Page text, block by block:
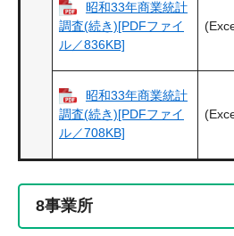
昭和33年商業統計
調査(続き)[PDFファイ
ル／836KB]
昭和33年商業統計
調査(続き)[PDFファイ
ル／708KB]
8事業所